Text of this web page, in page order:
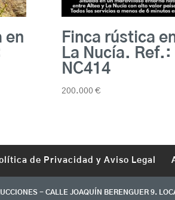
en
Finca rústica
La Nucía. Ref.:
NC414
200.000 €
de Privacidad y Aviso Legal
- CALLE JOAQUÍN BERENGUER 9.